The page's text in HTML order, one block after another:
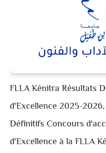
FLLA Kénitra Résultats
d'Excellence 2025-2026,
Définitifs Concours
d'Excellence à la FLLA